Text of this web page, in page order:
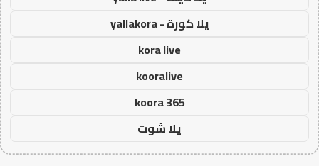
يلا كورة - yallakora
kora live
kooralive
koora 365
يلا شوت